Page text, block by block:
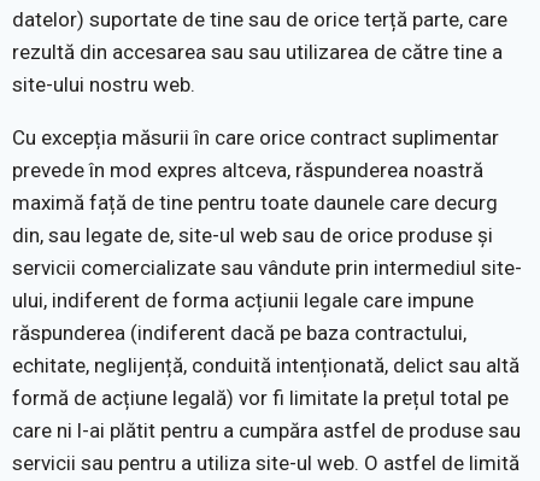
datelor) suportate de tine sau de orice terță parte, care
rezultă din accesarea sau sau utilizarea de către tine a
site-ului nostru web.
Cu excepția măsurii în care orice contract suplimentar
prevede în mod expres altceva, răspunderea noastră
maximă față de tine pentru toate daunele care decurg
din, sau legate de, site-ul web sau de orice produse și
servicii comercializate sau vândute prin intermediul site-
ului, indiferent de forma acțiunii legale care impune
răspunderea (indiferent dacă pe baza contractului,
echitate, neglijență, conduită intenționată, delict sau altă
formă de acțiune legală) vor fi limitate la prețul total pe
care ni l-ai plătit pentru a cumpăra astfel de produse sau
servicii sau pentru a utiliza site-ul web. O astfel de limită